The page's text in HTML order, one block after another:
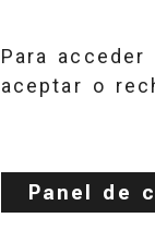
Para
aceptar o
Panel de